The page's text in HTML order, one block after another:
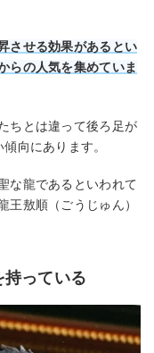
させる効果があるとい
らの人気を集めていま
ちとは違って後ろ足が
向にあります。
な龍であるといわれて
王敖順（ごうじゅん）
っている